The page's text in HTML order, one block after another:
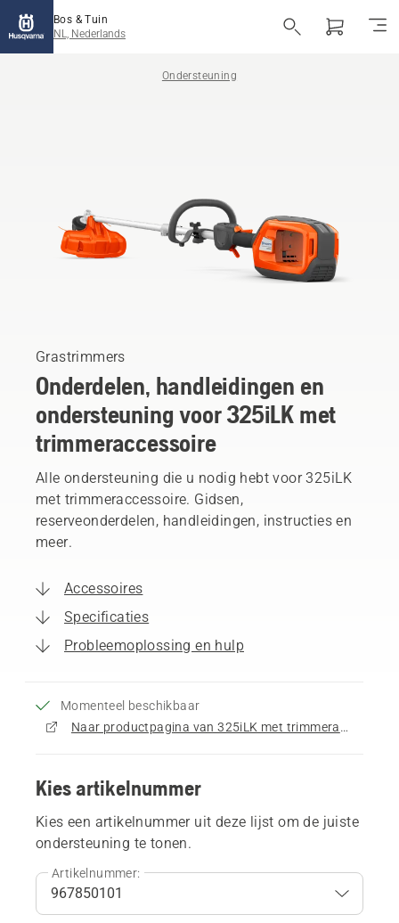
Bos & Tuin
NL, Nederlands
Ondersteuning
Grastrimmers
Onderdelen, handleidingen en
ondersteuning voor 325iLK met
trimmeraccessoire
Alle ondersteuning die u nodig hebt voor 325iLK
met trimmeraccessoire. Gidsen,
reserveonderdelen, handleidingen, instructies en
meer.
Accessoires
Specificaties
Probleemoplossing en hulp
Momenteel beschikbaar
Naar productpagina van 325iLK met trimmeraccessoire gaan
Kies artikelnummer
Kies een artikelnummer uit deze lijst om de juiste
ondersteuning te tonen.
Artikelnummer: